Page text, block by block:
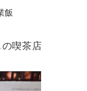
ー
飯
喫茶店